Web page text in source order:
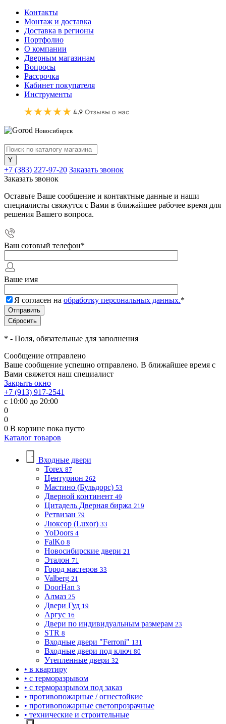
Контакты
Монтаж и доставка
Доставка в регионы
Портфолио
О компании
Дверным магазинам
Вопросы
Рассрочка
Кабинет покупателя
Инструменты
Новосибирск
+7 (383) 227-97-20 Заказать звонок
Заказать звонок
Оставьте Ваше сообщение и контактные данные и наши
специалисты свяжутся с Вами в ближайшее рабочее время для
решения Вашего вопроса.
Ваш сотовый телефон*
Ваше имя
Я согласен на обработку персональных данных.*
* - Поля, обязательные для заполнения
Сообщение отправлено
Ваше сообщение успешно отправлено. В ближайшее время с
Вами свяжется наш специалист
Закрыть окно
+7 (913) 917-2541
с 10:00 до 20:00
0
0
0 В корзине пока пусто
Каталог товаров
Входные двери
Torex 87
Центурион 262
Мастино (Бульдорс) 53
Дверной континент 49
Цитадель Дверная биржа 219
Ретвизан 79
Люксор (Luxor) 33
YoDoors 4
FalKo 8
Новосибирские двери 21
Эталон 71
Город мастеров 33
Valberg 21
DoorHan 3
Алмаз 25
Двери Гуд 19
Аргус 16
Двери по индивидуальным размерам 23
STR 8
Входные двери "Ferroni" 131
Входные двери под ключ 80
Утепленные двери 32
• в квартиру
• с терморазрывом
• с терморазрывом под заказ
• противопожарные / огнестойкие
• противопожарные светопрозрачные
• технические и строительные